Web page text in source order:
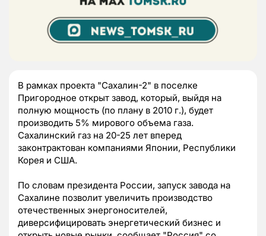
В рамках проекта "Сахалин-2" в поселке
Пригородное открыт завод, который, выйдя на
полную мощность (по плану в 2010 г.), будет
производить 5% мирового объема газа.
Сахалинский газ на 20-25 лет вперед
законтрактован компаниями Японии, Республики
Корея и США.
По словам президента России, запуск завода на
Сахалине позволит увеличить производство
отечественных энергоносителей,
диверсифицировать энергетический бизнес и